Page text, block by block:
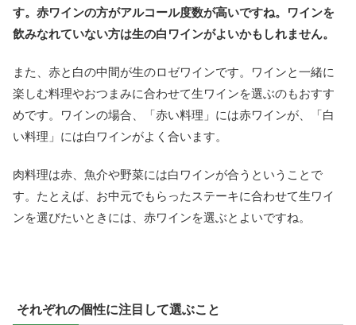
す。赤ワインの方がアルコール度数が高いですね。ワインを
飲みなれていない方は生の白ワインがよいかもしれません。
また、赤と白の中間が生のロゼワインです。ワインと一緒に
楽しむ料理やおつまみに合わせて生ワインを選ぶのもおすす
めです。ワインの場合、「赤い料理」には赤ワインが、「白
い料理」には白ワインがよく合います。
肉料理は赤、魚介や野菜には白ワインが合うということで
す。たとえば、お中元でもらったステーキに合わせて生ワイ
ンを選びたいときには、赤ワインを選ぶとよいですね。
それぞれの個性に注目して選ぶこと